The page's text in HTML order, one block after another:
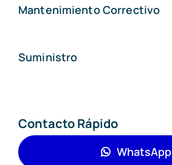
Mantenimiento Correctivo
Suministro
Contacto Rápido
WhatsApp